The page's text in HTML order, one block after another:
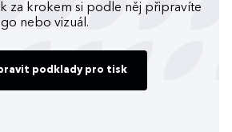
za krokem si podle něj připravíte
nebo vizuál.
podklady pro tisk